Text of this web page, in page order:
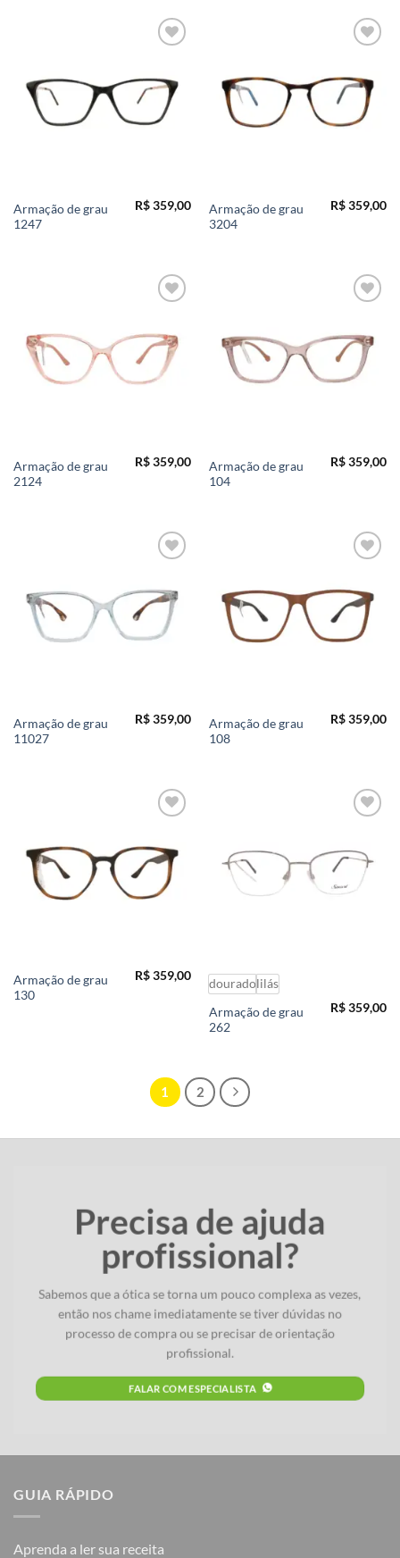
Armação de grau
1247
R$359,00
Armação de grau
3204
R$359,00
Armação de grau
2124
R$359,00
Armação de grau
104
R$359,00
Armação de grau
11027
R$359,00
Armação de grau
108
R$359,00
Armação de grau
130
R$359,00
douradolilás
Armação de grau
262
R$359,00
1 2
Precisa de ajuda
profissional?
Sabemos que a ótica se torna um pouco complexa as vezes,
então nos chame imediatamente se tiver dúvidas no
processo de compra ou se precisar de orientação
profissional.
FALAR COM ESPECIALISTA
GUIA RÁPIDO
Aprenda a ler sua receita